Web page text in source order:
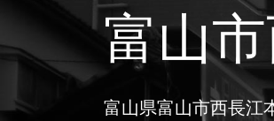
富山
富山県富山市西長江